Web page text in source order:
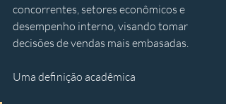
concorrentes, setores econômicos e
desempenho interno, visando tomar
decisões de vendas mais embasadas.
Uma definição acadêmica